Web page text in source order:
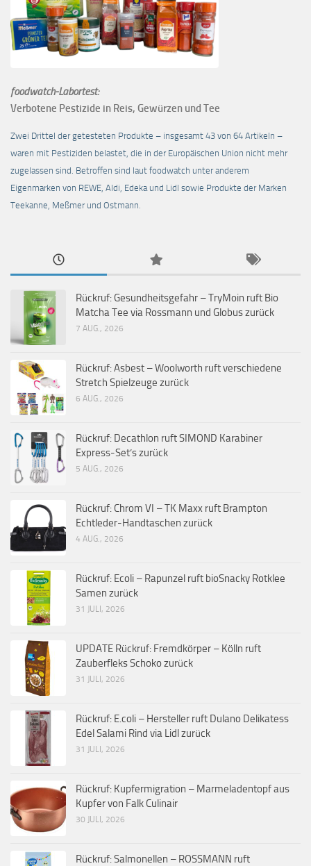
foodwatch-Labortest:
Verbotene Pestizide in Reis, Gewürzen und Tee
Zwei Drittel der getesteten Produkte – insgesamt 43 von 64 Artikeln –
waren mit Pestiziden belastet, die in der Europäischen Union nicht mehr
zugelassen sind. Betroffen sind laut foodwatch unter anderem
Eigenmarken von REWE, Aldi, Edeka und Lidl sowie Produkte der Marken
Teekanne, Meßmer und Ostmann.
Rückruf: Gesundheitsgefahr – TryMoin ruft Bio
Matcha Tee via Rossmann und Globus zurück
7 AUG., 2026
Rückruf: Asbest – Woolworth ruft verschiedene
Stretch Spielzeuge zurück
6 AUG., 2026
Rückruf: Decathlon ruft SIMOND Karabiner
Express-Set’s zurück
5 AUG., 2026
Rückruf: Chrom VI – TK Maxx ruft Brampton
Echtleder-Handtaschen zurück
4 AUG., 2026
Rückruf: Ecoli – Rapunzel ruft bioSnacky Rotklee
Samen zurück
31 JULI, 2026
UPDATE Rückruf: Fremdkörper – Kölln ruft
Zauberfleks Schoko zurück
31 JULI, 2026
Rückruf: E.coli – Hersteller ruft Dulano Delikatess
Edel Salami Rind via Lidl zurück
31 JULI, 2026
Rückruf: Kupfermigration – Marmeladentopf aus
Kupfer von Falk Culinair
30 JULI, 2026
Rückruf: Salmonellen – ROSSMANN ruft